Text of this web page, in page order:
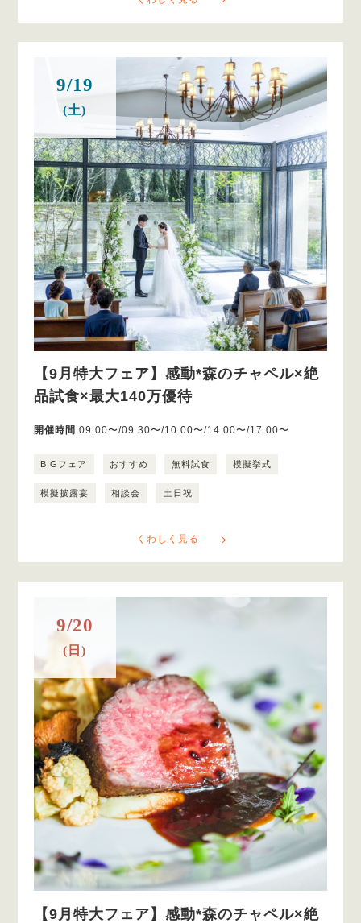
9/19
(土)
【9月特大フェア】感動*森のチャペル×絶
品試食×最大140万優待
開催時間 09:00〜/09:30〜/10:00〜/14:00〜/17:00〜
BIGフェア おすすめ 無料試食 模擬挙式
模擬披露宴 相談会 土日祝
くわしく見る
9/20
(日)
【9月特大フェア】感動*森のチャペル×絶